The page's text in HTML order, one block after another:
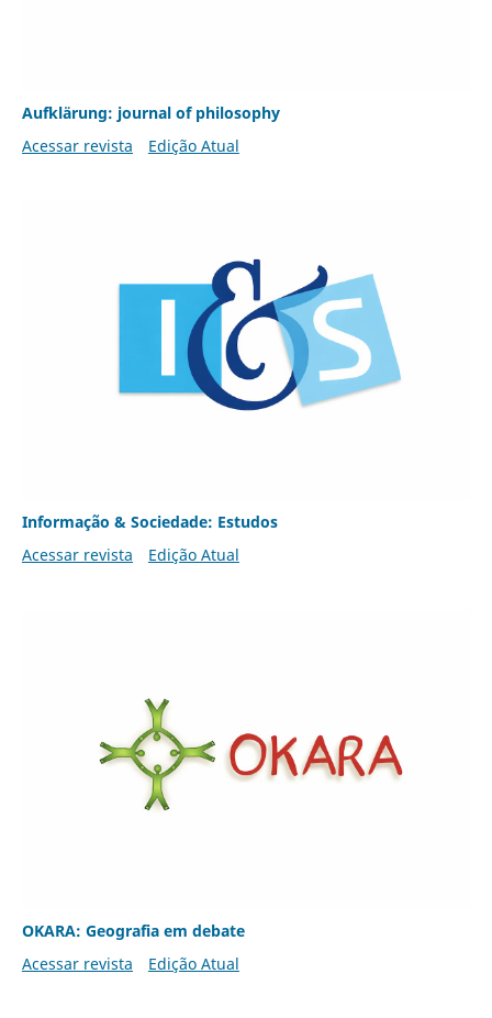
Aufklärung: journal of philosophy
Acessar revista
Edição Atual
Informação & Sociedade: Estudos
Acessar revista
Edição Atual
OKARA: Geografia em debate
Acessar revista
Edição Atual